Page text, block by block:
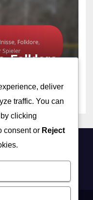
Folklore,
Spieler
deliver
traffic. You can
clicking
consent or Reject